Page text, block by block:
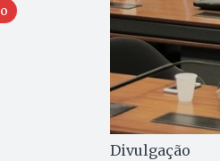
Divulgação